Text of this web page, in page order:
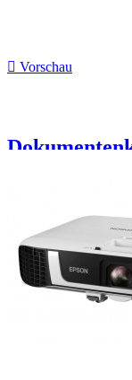
 Vorschau